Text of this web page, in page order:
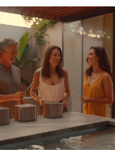
und
zu ihrer Pflege.